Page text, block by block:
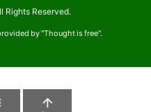
Rights Reserved.
by "Thought is free".
